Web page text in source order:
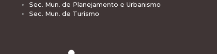
Sec. Mun. de Planejamento e Urbanismo
Sec. Mun. de Turismo